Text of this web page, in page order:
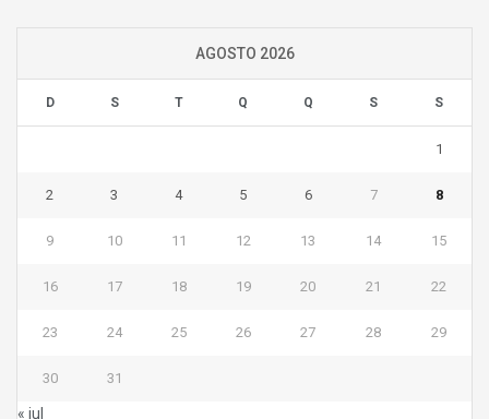
AGOSTO 2026
D S T Q Q S S
1
2 3 4 5 6 7 8
9 10 11 12 13 14 15
16 17 18 19 20 21 22
23 24 25 26 27 28 29
30 31
« jul